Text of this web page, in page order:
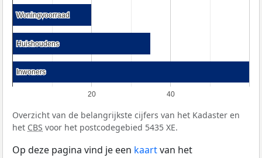
20 40
Woningvoorraad
Woningvoorraad
Huishoudens
Huishoudens
Inwoners
Inwoners
Overzicht van de belangrijkste cijfers van het Kadaster en
het CBS voor het postcodegebied 5435 XE.
Op deze pagina vind je een kaartvan het